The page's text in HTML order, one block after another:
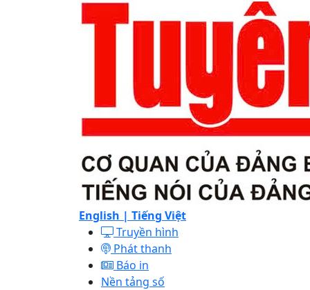
English | Tiếng Việt
Truyền hình
Phát thanh
Báo in
Nền tảng số